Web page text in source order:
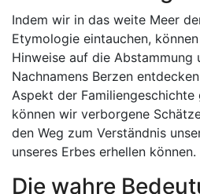
Indem wir in das weite Meer
Etymologie eintauchen,
Hinweise auf die Abstammung
Nachnamens Berzen
Aspekt der Familiengeschichte
können wir verborgene
den Weg zum Verständnis
unseres Erbes erhellen können.
Die wahre